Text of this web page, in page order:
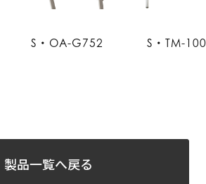
S・OA-G752 S・TM-100
製品一覧へ戻る